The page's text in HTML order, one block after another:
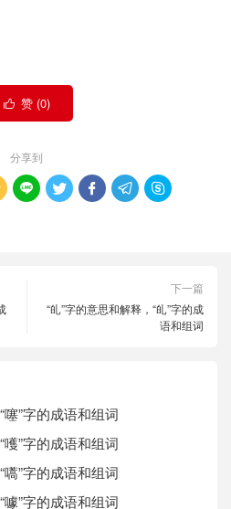
 赞 (0)
分享到
    
下一篇
“癿”字的意思和解释，“癿”字的成
语和组词
噻”字的成语和组词
嚄”字的成语和组词
嚆”字的成语和组词
噱”字的成语和组词